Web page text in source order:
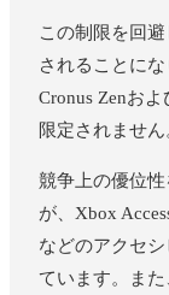
この制限を回
されることに
Cronus Zenお
限定されません
競争上の優位
が、Xbox
などのアクセ
ています。ま